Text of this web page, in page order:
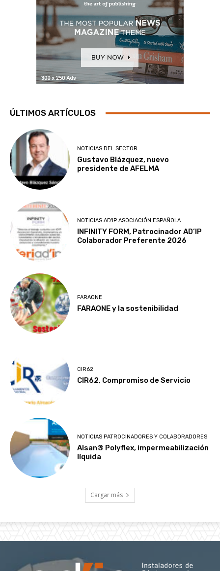
ÚLTIMOS ARTÍCULOS
NOTICIAS DEL SECTOR
Gustavo Blázquez, nuevo
presidente de AFELMA
NOTICIAS AD'IP ASOCIACIÓN ESPAÑOLA
INFINITY FORM, Patrocinador AD’IP
Colaborador Preferente 2026
FARAONE
FARAONE y la sostenibilidad
CIR62
CIR62, Compromiso de Servicio
NOTICIAS PATROCINADORES Y COLABORADORES
Alsan® Polyflex, impermeabilización
líquida
Cargar más